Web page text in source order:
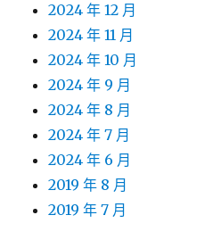
2024 年 12 月
2024 年 11 月
2024 年 10 月
2024 年 9 月
2024 年 8 月
2024 年 7 月
2024 年 6 月
2019 年 8 月
2019 年 7 月